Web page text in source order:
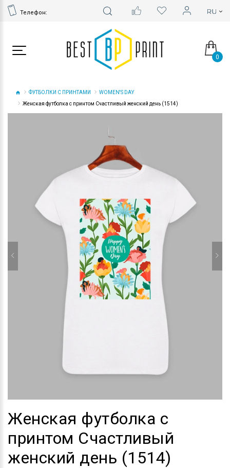
Телефон:
0
ФУТБОЛКИ С ПРИНТАМИ
WOMEN'S DAY
Женская футболка с принтом Счастливый женский день (1514)
Женская футболка с
принтом Счастливый
женский день (1514)